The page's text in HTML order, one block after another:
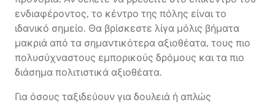
ενδιαφέροντος, το κέντρο της πόλης είναι το
ιδανικό σημείο. Θα βρίσκεστε λίγα μόλις βήματα
μακριά από τα σημαντικότερα αξιοθέατα, τους πιο
πολυσύχναστους εμπορικούς δρόμους και τα πιο
διάσημα πολιτιστικά αξιοθέατα.
Για όσους ταξιδεύουν για δουλειά ή απλώς